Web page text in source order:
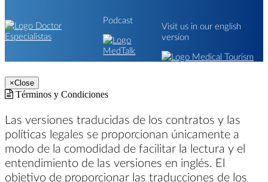
Podcast
Visit us in our english
version
×Close
Términos y Condiciones
Las versiones traducidas de los contratos y las
políticas legales se proporcionan únicamente a
modo de la comodidad de facilitar la lectura y el
entendimiento de las versiones en inglés. El
objetivo de proporcionar las traducciones de los